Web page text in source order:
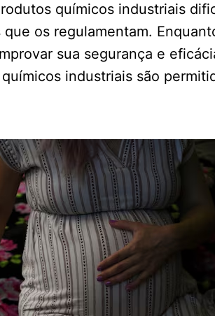
químicos industriais
os regulamentam.
sua segurança e
industriais são